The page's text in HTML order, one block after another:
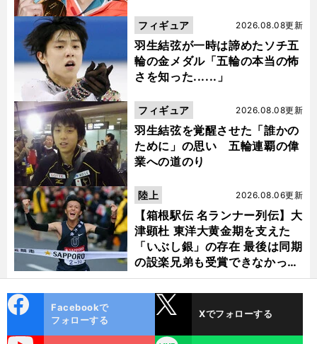
羽生結弦が一時は諦めたソチ五
輪の金メダル「五輪の本当の怖
さを知った......」
2026.08.08更新
フィギュア
羽生結弦を覚醒させた「誰かの
ために」の思い 五輪連覇の偉
業への道のり
2026.08.08更新
フィギュア
【箱根駅伝 名ランナー列伝】大
津顕杜 東洋大黄金期を支えた
「いぶし銀」の存在 最後は同期
の設楽兄弟も受賞できなかった
金栗杯に輝く
2026.08.06更新
陸上
ok
Facebookで
フォローする
Xでフォローする